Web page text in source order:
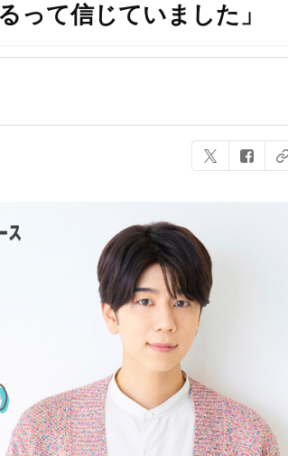
って信じていました」